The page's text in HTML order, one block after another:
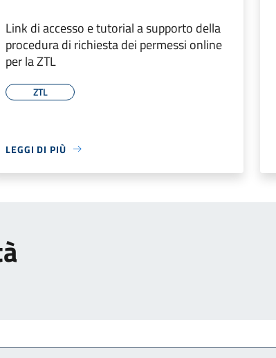
Link di accesso e tutorial a supporto della
procedura di richiesta dei permessi online
per la ZTL
ZTL
LEGGI DI PIÙ